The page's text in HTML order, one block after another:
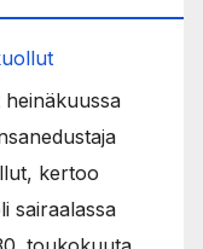
kertoo
sairaalassa